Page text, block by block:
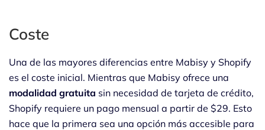
Coste
Una de las mayores diferencias entre Mabisy y Shopify
es el coste inicial. Mientras que Mabisy ofrece una
modalidad gratuita sin necesidad de tarjeta de crédito,
Shopify requiere un pago mensual a partir de $29. Esto
hace que la primera sea una opción más accesible para